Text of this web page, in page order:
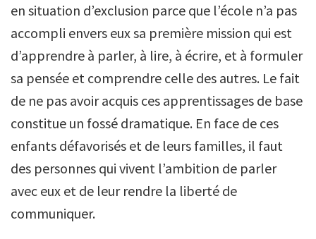
en situation d’exclusion parce que l’école n’a pas
accompli envers eux sa première mission qui est
d’apprendre à parler, à lire, à écrire, et à formuler
sa pensée et comprendre celle des autres. Le fait
de ne pas avoir acquis ces apprentissages de base
constitue un fossé dramatique. En face de ces
enfants défavorisés et de leurs familles, il faut
des personnes qui vivent l’ambition de parler
avec eux et de leur rendre la liberté de
communiquer.